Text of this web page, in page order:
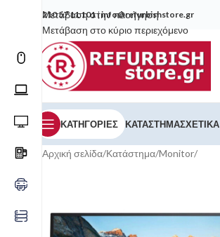
Μετάβαση στην πλοήγηση
Μετάβαση στο κύριο περιεχόμενο
210 57 11 101|info@refurbishstore.gr
ΚΑΤΗΓΟΡΙΕΣ ΚΑΤΆΣΤΗΜΑ
Αρχική σελίδα/Κατάστημα/Monitor/